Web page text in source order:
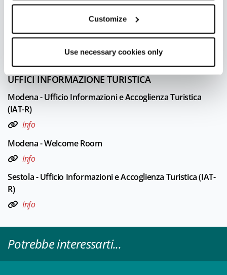
Customize
Use necessary cookies only
Powered by © OpenMapTiles
PER MAGGIORI INFORMAZIONI
Redazione DT Bologna Modena
UFFICI INFORMAZIONE TURISTICA
Modena - Ufficio Informazioni e Accoglienza Turistica
(IAT-R)
Info
Modena - Welcome Room
Info
Sestola - Ufficio Informazioni e Accoglienza Turistica (IAT-
R)
Info
Potrebbe interessarti...